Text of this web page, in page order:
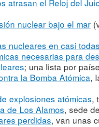
atrasan el Reloj del
nuclear bajo el mar
nucleares en casi
necesarias para
; una lista por
la Bomba Atómica,
explosiones atómicas,
de Los Alamos, sede
perdidas, van unas